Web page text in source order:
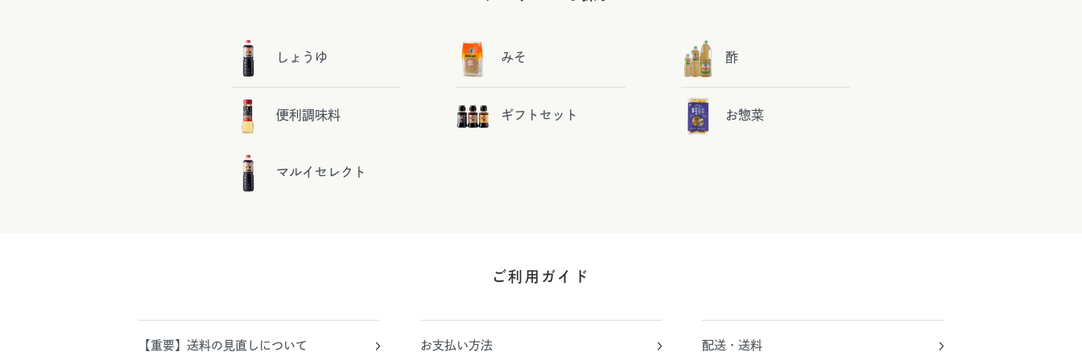
しょうゆ みそ 酢
便利調味料 ギフトセット お惣菜
マルイセレクト
ご利用ガイド
【重要】送料の見直しについて お支払い方法 配送・送料